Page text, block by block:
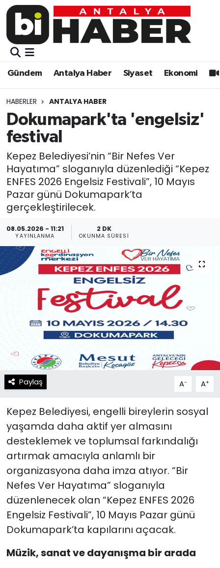
Gündem Antalya Haber Siyaset Ekonomi
HABERLER ANTALYA HABER
Dokumapark'ta 'engelsiz'
festival
Kepez Belediyesi’nin “Bir Nefes Ver
Hayatıma” sloganıyla düzenlediği “Kepez
ENFES 2026 Engelsiz Festivali”, 10 Mayıs
Pazar günü Dokumapark’ta
gerçekleştirilecek.
08.05.2026 - 11:21
YAYINLANMA
2 DK
OKUNMA SÜRESI
Paylaş A- A+
Kepez Belediyesi, engelli bireylerin sosyal
yaşamda daha aktif yer almasını
desteklemek ve toplumsal farkındalığı
artırmak amacıyla anlamlı bir
organizasyona daha imza atıyor. “Bir
Nefes Ver Hayatıma” sloganıyla
düzenlenecek olan “Kepez ENFES 2026
Engelsiz Festivali”, 10 Mayıs Pazar günü
Dokumapark’ta kapılarını açacak.
Müzik, sanat ve dayanışma bir arada
Gündem
Siyaset
Ekonomi
Video
Eğitim
Kültür-sanat
Sağlık
Spor
Teknoloji
Resmi İlanlar
Gündem
Siyaset
Eğitim
Ekonomi
Kültür-sanat
Sağlık
Spor
Teknoloji
Yaşam
Künye
Gizlilik Sözleşmesi
İletişim
Muratpaşa Nöbetçi Eczaneler
Muratpaşa Trafik Yoğunluk Haritası
Süper Lig Puan Durumu ve Fikstür
Tüm Manşetler
Son Dakika Haberleri
Haber Arşivi